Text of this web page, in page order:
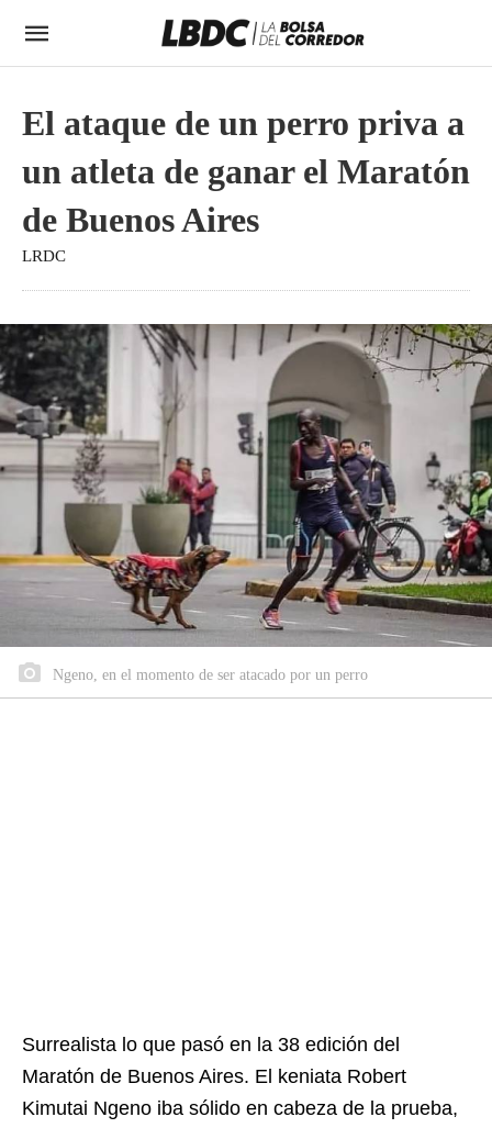
El ataque de un perro priva a
un atleta de ganar el Maratón
de Buenos Aires
LRDC
Ngeno, en el momento de ser atacado por un perro
Surrealista lo que pasó en la 38 edición del
Maratón de Buenos Aires. El keniata Robert
Kimutai Ngeno iba sólido en cabeza de la prueba,